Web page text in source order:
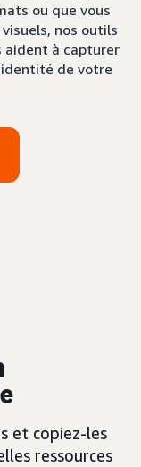
ou que vous
nos outils
aident à capturer
de votre
et copiez-les
ressources